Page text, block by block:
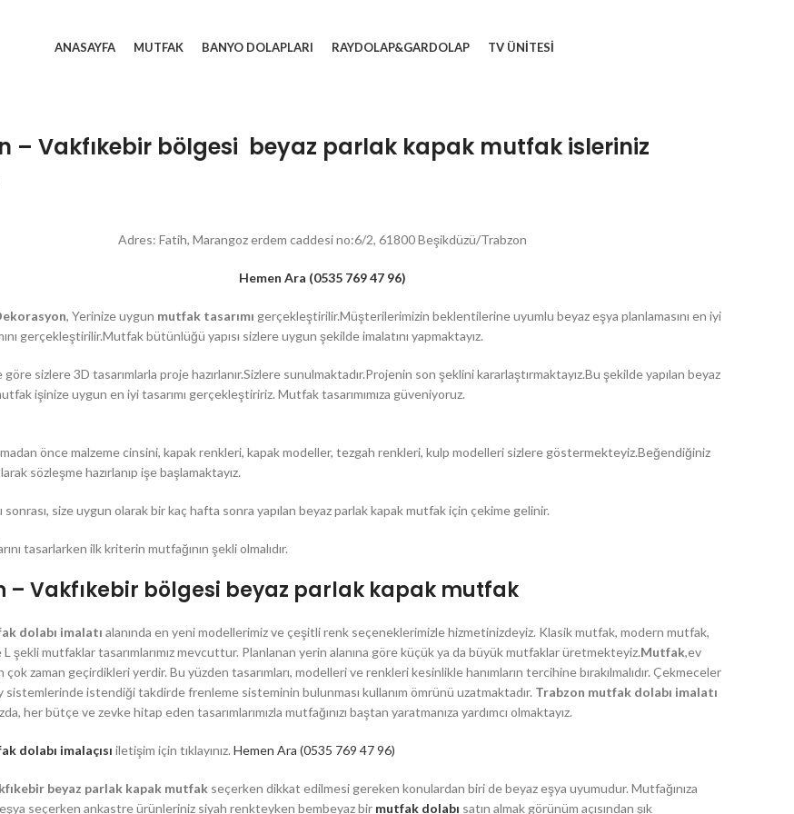
ANASAYFA MUTFAK BANYO DOLAPLARI RAYDOLAP&GARDOLAP TV ÜNITESI
– Vakfıkebir bölgesi beyaz parlak kapak mutfak isleriniz
Adres: Fatih, Marangoz erdem caddesi no:6/2, 61800 Beşikdüzü/Trabzon
Hemen Ara (0535 769 47 96)
, Yerinize uygun mutfak tasarımı gerçekleştirilir.Müşterilerimizin beklentilerine uyumlu beyaz eşya planlamasını en iyi
gerçekleştirilir.Mutfak bütünlüğü yapısı sizlere uygun şekilde imalatını yapmaktayız.
sizlere 3D tasarımlarla proje hazırlanır.Sizlere sunulmaktadır.Projenin son şeklini kararlaştırmaktayız.Bu şekilde yapılan beyaz
işinize uygun en iyi tasarımı gerçekleştiririz. Mutfak tasarımımıza güveniyoruz.
önce malzeme cinsini, kapak renkleri, kapak modeller, tezgah renkleri, kulp modelleri sizlere göstermekteyiz.Beğendiğiniz
sözleşme hazırlanıp işe başlamaktayız.
sonrası, size uygun olarak bir kaç hafta sonra yapılan beyaz parlak kapak mutfak için çekime gelinir.
tasarlarken ilk kriterin mutfağının şekli olmalıdır.
– Vakfıkebir bölgesi beyaz parlak kapak mutfak
dolabı imalatı alanında en yeni modellerimiz ve çeşitli renk seçeneklerimizle hizmetinizdeyiz. Klasik mutfak, modern mutfak,
şekli mutfaklar tasarımlarımız mevcuttur. Planlanan yerin alanına göre küçük ya da büyük mutfaklar üretmekteyiz.Mutfak,ev
çok zaman geçirdikleri yerdir. Bu yüzden tasarımları, modelleri ve renkleri kesinlikle hanımların tercihine bırakılmalıdır. Çekmeceler
sistemlerinde istendiği takdirde frenleme sisteminin bulunması kullanım ömrünü uzatmaktadır. Trabzon mutfak dolabı imalatı
her bütçe ve zevke hitap eden tasarımlarımızla mutfağınızı baştan yaratmanıza yardımcı olmaktayız.
dolabı imalaçısı iletişim için tıklayınız. Hemen Ara (0535 769 47 96)
beyaz parlak kapak mutfakseçerken dikkat edilmesi gereken konulardan biri de beyaz eşya uyumudur. Mutfağınıza
seçerken ankastre ürünleriniz siyah renkteyken bembeyaz bir mutfak dolabı satın almak görünüm açısından şık
RAYDOLAP &
GARDOLAP
Lake Gardolap
Membran Kapak Gardolap
DIĞER HIZMETLERIMIZ
Tv Ünitesi